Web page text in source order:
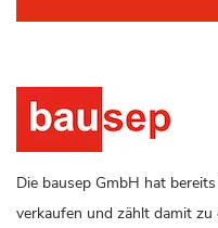
Die bausep GmbH hat
verkaufen und zählt damit